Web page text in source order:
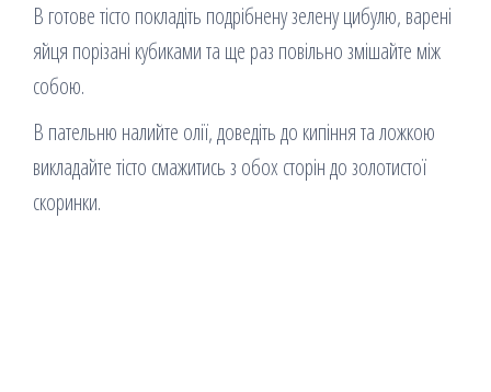
В готове тісто покладіть подрібнену зелену цибулю, варені
яйця порізані кубиками та ще раз повільно змішайте між
собою.
В пательню налийте олії, доведіть до кипіння та ложкою
викладайте тісто смажитись з обох сторін до золотистої
скоринки.